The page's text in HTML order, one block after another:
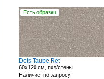
Есть образец
Dots Taupe Ret
60x120 см, пол/стены
Наличие: по запросу